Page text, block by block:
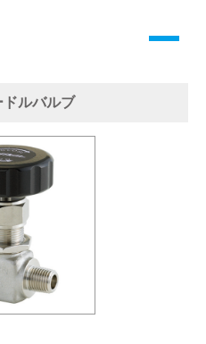
を探す
ド
ルバルブ